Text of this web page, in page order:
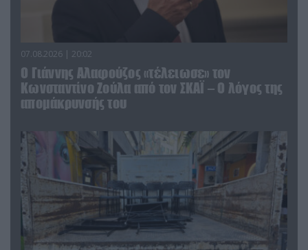
07.08.2026 | 20:02
Ο Γιάννης Αλαφούζος «τέλειωσε» τον
Κωνσταντίνο Ζούλα από τον ΣΚΑΪ – Ο λόγος της
απομάκρυνσής του